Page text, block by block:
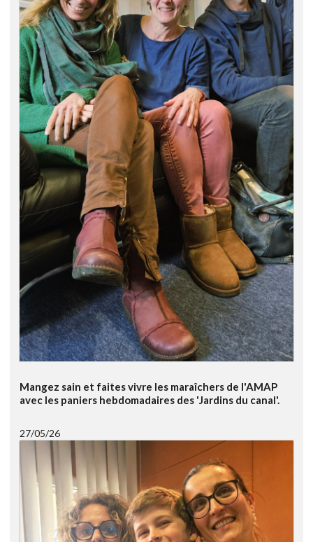
Mangez sain et faites vivre les maraîchers de l'AMAP
avec les paniers hebdomadaires des 'Jardins du canal'.
27/05/26